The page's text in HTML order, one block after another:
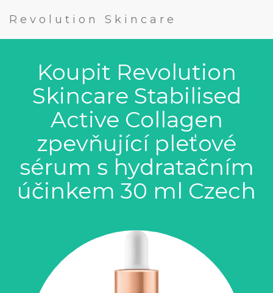
Revolution Skincare
Koupit Revolution
Skincare Stabilised
Active Collagen
zpevňující pleťové
sérum s hydratačním
účinkem 30 ml Czech